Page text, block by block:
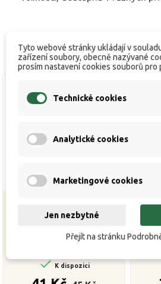
Plovoucí kukuřice
MagiCorn - Scopex
 K dispozici
Tyto webové stránky ukládají v
zařízení soubory, obecně nazývané
prosím nastavení cookies souborů pro
Technické cookies
Analytické cookies
Marketingové cookies
Jen nezbytné
Přejít na stránku